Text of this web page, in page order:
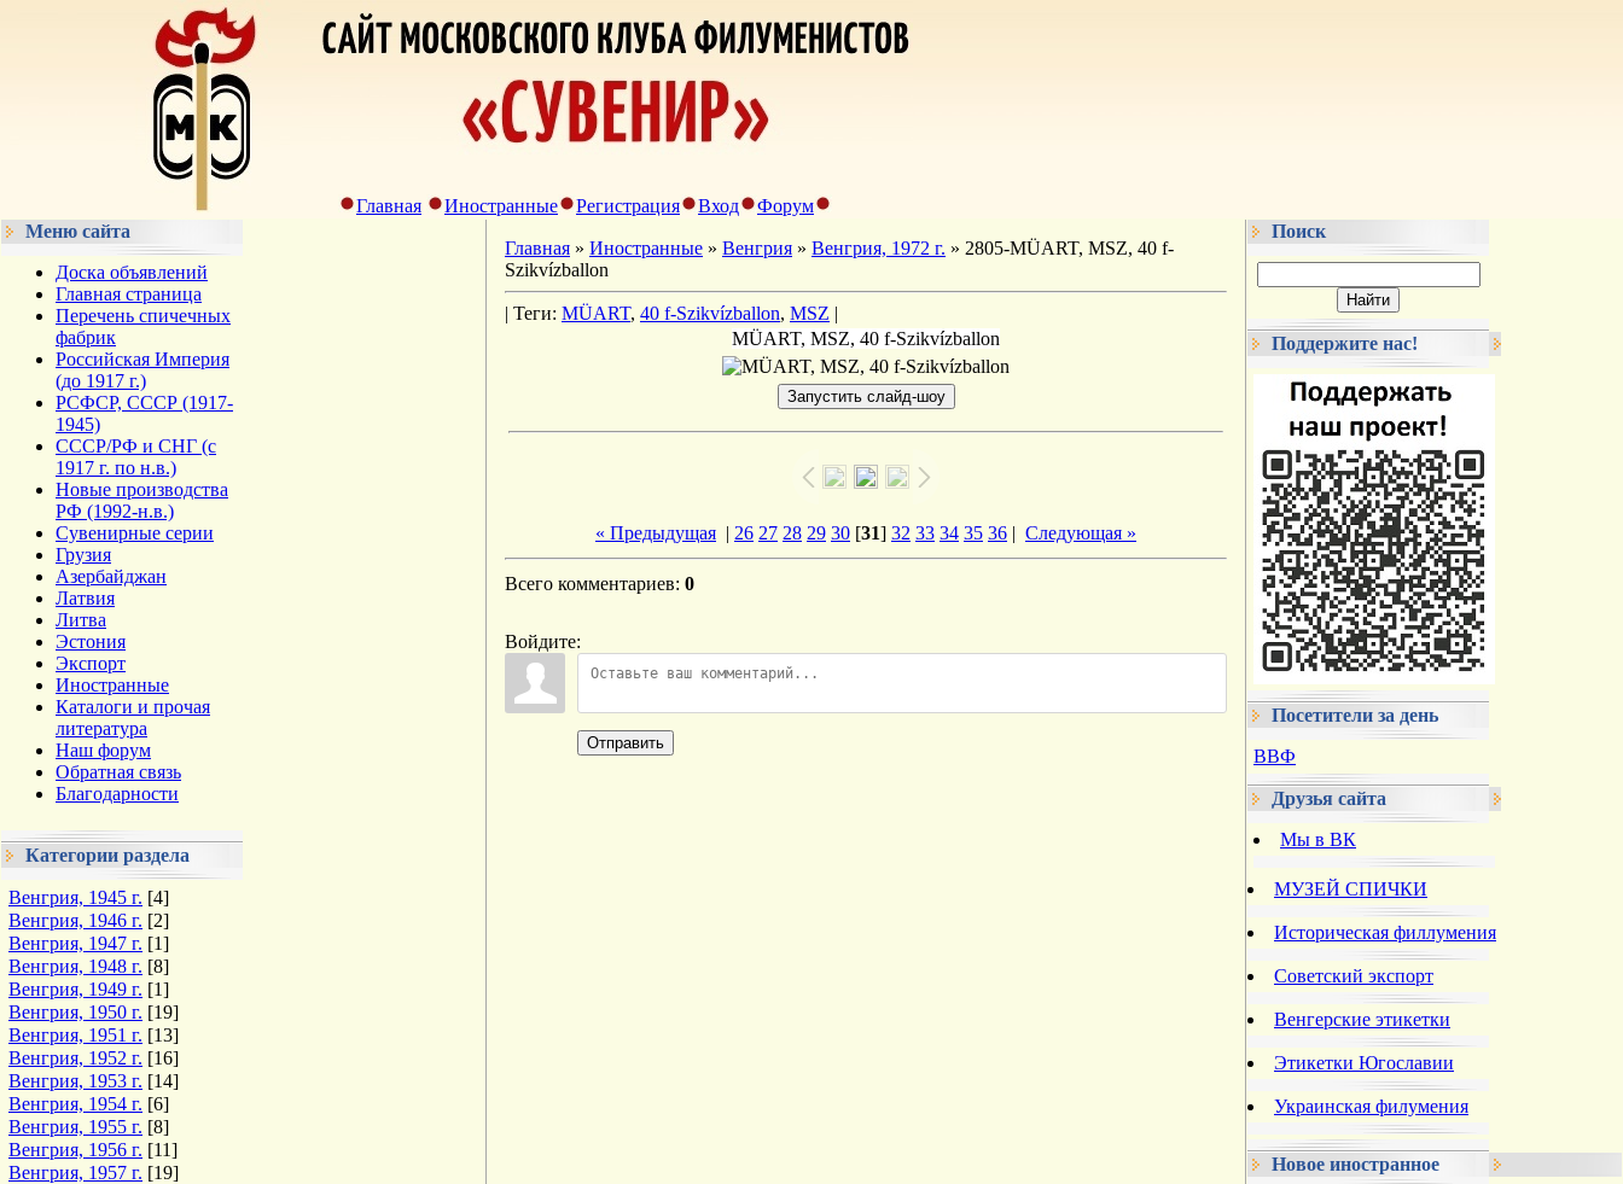
Главная Иностранные Регистрация Вход
Форум
Меню сайта
Доска объявлений
Главная страница
Перечень спичечных
фабрик
Российская Империя
(до 1917 г.)
РСФСР, СССР (1917-
1945)
СССР/РФ и СНГ (с
1917 г. по н.в.)
Новые производства
РФ (1992-н.в.)
Сувенирные серии
Грузия
Азербайджан
Латвия
Литва
Эстония
Экспорт
Иностранные
Каталоги и прочая
литература
Наш форум
Обратная связь
Благодарности
Категории раздела
Венгрия, 1945 г. [4]
Венгрия, 1946 г. [2]
Венгрия, 1947 г. [1]
Венгрия, 1948 г. [8]
Венгрия, 1949 г. [1]
Венгрия, 1950 г. [19]
Венгрия, 1951 г. [13]
Венгрия, 1952 г. [16]
Венгрия, 1953 г. [14]
Венгрия, 1954 г. [6]
Венгрия, 1955 г. [8]
Венгрия, 1956 г. [11]
Венгрия, 1957 г. [19]
Главная » Иностранные » Венгрия » Венгрия, 1972 г. » 2805-MÜART, MSZ, 40 f-
Szikvízballon
| Теги: MÜART, 40 f-Szikvízballon, MSZ |
MÜART, MSZ, 40 f-Szikvízballon
« Предыдущая | 26 27 28 29 30 [31] 32 33 34 35 36 | Следующая »
Всего комментариев: 0
Войдите:
Отправить
Поиск
Поддержите нас!
Посетители за день
ВВФ
Друзья сайта
Мы в ВК
МУЗЕЙ СПИЧКИ
Историческая филлумения
Советский экспорт
Венгерские этикетки
Этикетки Югославии
Украинская филумения
Новое иностранное